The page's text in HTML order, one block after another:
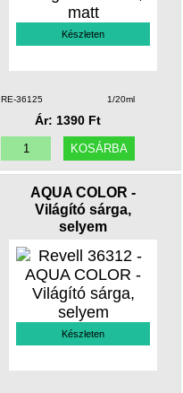
Készleten
RE-36125 1/20ml
Ár: 1390 Ft
AQUA COLOR -
Világító sárga,
selyem
Készleten